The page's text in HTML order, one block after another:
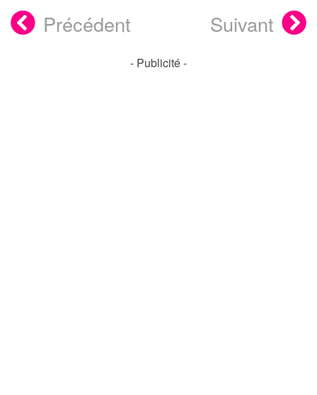
Précédent Suivant
- Publicité -